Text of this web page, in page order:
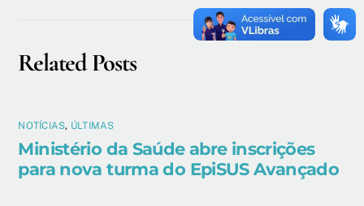
Related Posts
NOTÍCIAS, ÚLTIMAS
Ministério da Saúde abre inscrições
para nova turma do EpiSUS Avançado